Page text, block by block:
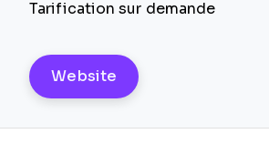
Tarification sur demande
Website